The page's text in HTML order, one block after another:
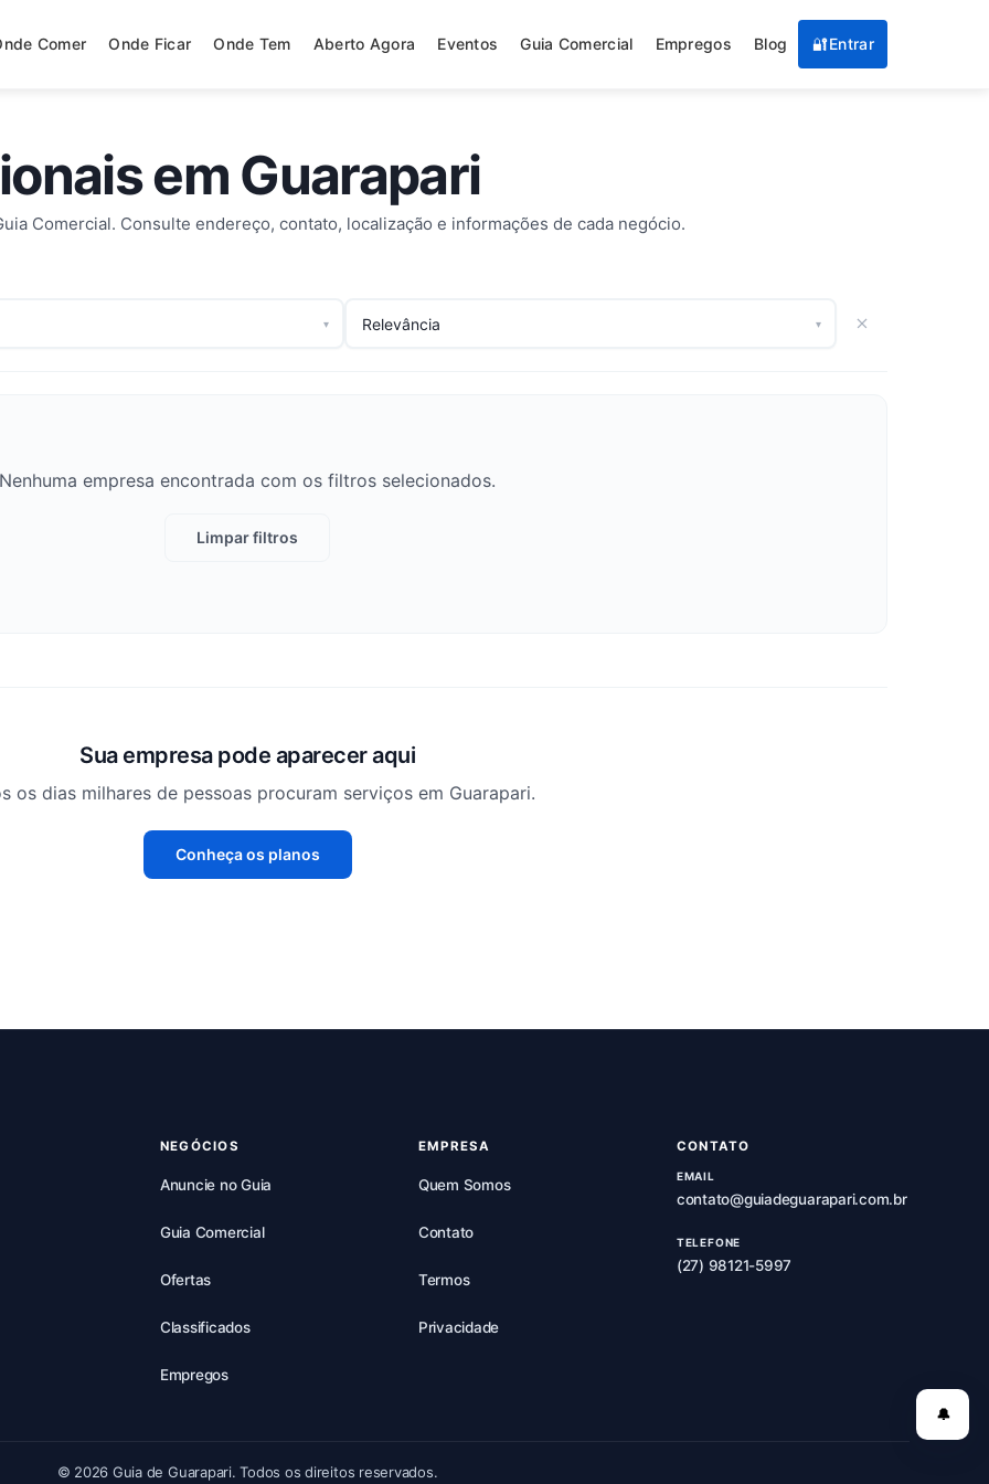
🔔
Comer Onde Ficar Onde Tem Aberto Agora Eventos Guia Comercial Empregos Blog 🔐Entrar
em Guarapari
Comercial. Consulte endereço, contato, localização e informações de cada negócio.
▾ ▾
Nenhuma empresa encontrada com os filtros selecionados.
Limpar filtros
Sua empresa pode aparecer aqui
os dias milhares de pessoas procuram serviços em Guarapari.
Conheça os planos
NEGÓCIOS
Anuncie no Guia
Guia Comercial
Ofertas
Classificados
Empregos
EMPRESA
Quem Somos
Contato
Termos
Privacidade
CONTATO
EMAIL
contato@guiadeguarapari.com.br
TELEFONE
(27) 98121-5997
© 2026 Guia de Guarapari. Todos os direitos reservados.